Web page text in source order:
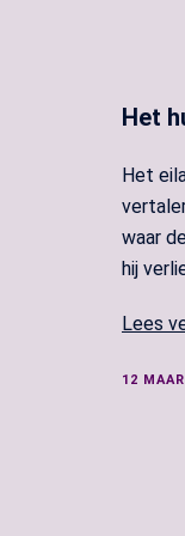
Het
Het
waar
hij
Lees
12